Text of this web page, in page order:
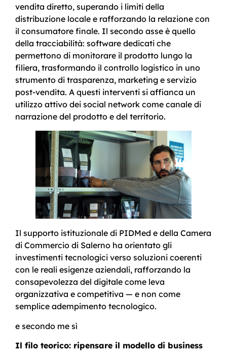
vendita diretto, superando i limiti della
distribuzione locale e rafforzando la relazione con
il consumatore finale. Il secondo asse è quello
della tracciabilità: software dedicati che
permettono di monitorare il prodotto lungo la
filiera, trasformando il controllo logistico in uno
strumento di trasparenza, marketing e servizio
post-vendita. A questi interventi si affianca un
utilizzo attivo dei social network come canale di
narrazione del prodotto e del territorio.
Il supporto istituzionale di PIDMed e della Camera
di Commercio di Salerno ha orientato gli
investimenti tecnologici verso soluzioni coerenti
con le reali esigenze aziendali, rafforzando la
consapevolezza del digitale come leva
organizzativa e competitiva — e non come
semplice adempimento tecnologico.
e secondo me sì
Il filo teorico: ripensare il modello di business